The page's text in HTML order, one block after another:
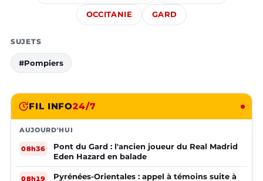
OCCITANIE GARD
SUJETS
#Pompiers
FIL INFO24/7
AUJOURD'HUI
08h36
Pont du Gard : l'ancien joueur du Real Madrid
Eden Hazard en balade
08h19 Pyrénées-Orientales : appel à témoins suite à